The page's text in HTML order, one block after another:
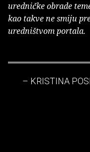
uredničke obrade
kao takve ne smiju
uredništvom portala.
– KRISTINA